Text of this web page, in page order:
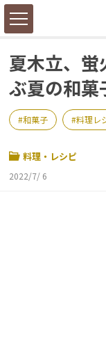
夏木立、
ぶ夏の和菓
和菓子 料理レ
料理・レシピ
2022/7/ 6